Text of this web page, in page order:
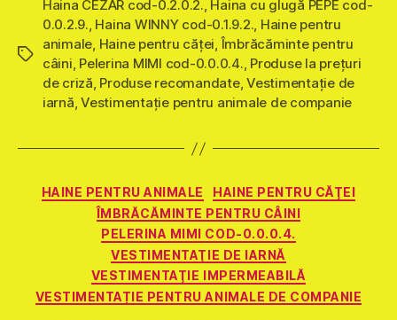
Etichete
Haina CEZAR cod-0.2.0.2., Haina cu glugă PEPE cod-
0.0.2.9., Haina WINNY cod-0.1.9.2., Haine pentru
animale, Haine pentru căţei,Îmbrăcăminte pentru
câini, Pelerina MIMI cod-0.0.0.4., Produse la prețuri
de criză, Produse recomandate,Vestimentaţie de
iarnă,Vestimentație pentru animale de companie
Categorii
HAINE PENTRU ANIMALE
HAINE PENTRU CĂŢEI
ÎMBRĂCĂMINTE PENTRU CÂINI
PELERINA MIMI COD-0.0.0.4.
VESTIMENTAŢIE DE IARNĂ
VESTIMENTAŢIE IMPERMEABILĂ
VESTIMENTAȚIE PENTRU ANIMALE DE COMPANIE